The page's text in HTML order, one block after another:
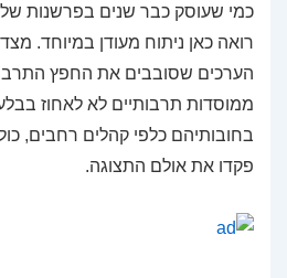
כמי שעוסק כבר שנים בפרשנות
רואה כאן ניתוח מעודן במיוחד.
הערכים שסובבים את החפץ
ממוסדות תרבותיים לא לאחוז
בחובותיהם כלפי קהלים רחבים,
פקדו את אולם התצוגה.